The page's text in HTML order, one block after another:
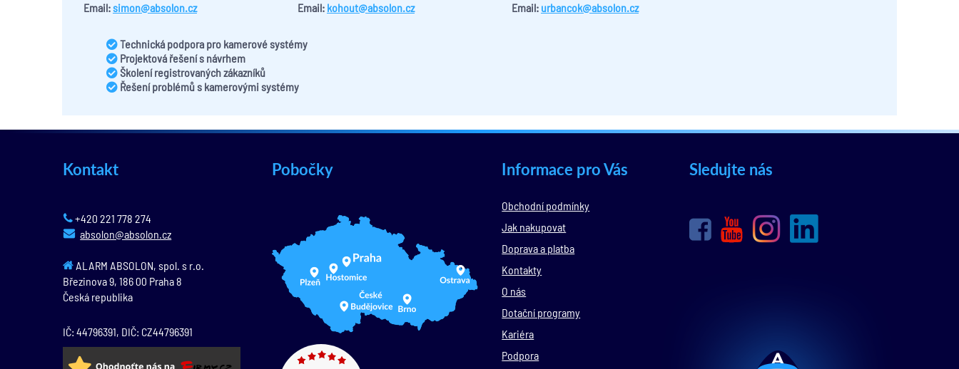
Email:simon@absolon.cz
Email: kohout@absolon.cz
Email: urbancok@absolon.cz
Technická podpora pro kamerové systémy
Projektová řešení s návrhem
Školení registrovaných zákazníků
Řešení problémů s kamerovými systémy
Kontakt
+420 221 778 274
absolon@absolon.cz
ALARM ABSOLON, spol. s r.o.
Březinova 9,186 00 Praha 8
Česká republika
IČ: 44796391, DIČ: CZ44796391
Pobočky Informace pro Vás
Obchodní podmínky
Jak nakupovat
Doprava a platba
Kontakty
O nás
Dotační programy
Kariéra
Podpora
Sledujte nás